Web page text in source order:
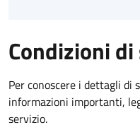
Condizioni
Per conoscere i dettagli di
informazioni importanti,
servizio.